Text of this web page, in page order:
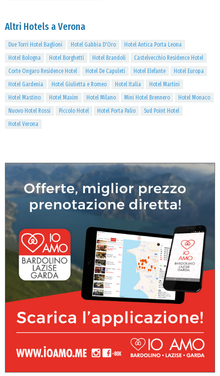
Altri Hotels a Verona
Due Torri Hotel Baglioni Hotel Gabbia D'Oro
Hotel Antica Porta Leona
Hotel Bologna
Hotel Borghetti Hotel Brandoli
Castelvecchio Residence Hotel
Corte Ongaro Residence Hotel
Hotel De Capuleti Hotel Elefante
Hotel Europa
Hotel Gardenia
Hotel Giulietta e Romeo Hotel Italia
Hotel Martini
Hotel Mastino
Hotel Maxim Hotel Milano Mini Hotel Brennero
Hotel Monaco
Nuovo Hotel Rossi
Piccolo Hotel Hotel Porta Palio
Sud Point Hotel
Hotel Verona